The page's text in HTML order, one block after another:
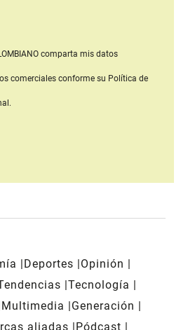
comparta mis datos
comerciales conforme su Política de
Deportes
Opinión
Tecnología
Multimedia
Generación
aliadas
Pódcast